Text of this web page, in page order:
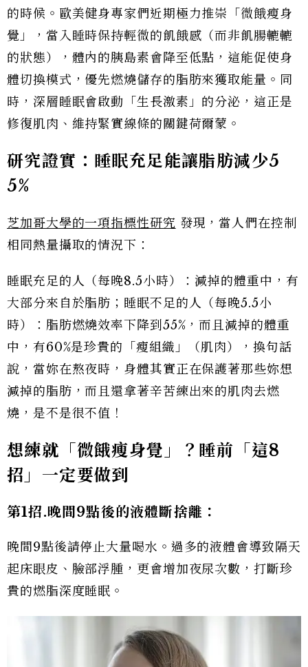
的時候。歐美健身專家們近期極力推崇「微餓瘦身
覺」，當入睡時保持輕微的飢餓感（而非飢腸轆轆
的狀態），體內的胰島素會降至低點，這能促使身
體切換模式，優先燃燒儲存的脂肪來獲取能量。同
時，深層睡眠會啟動「生長激素」的分泌，這正是
修復肌肉、維持緊實線條的關鍵荷爾蒙。
研究證實：睡眠充足能讓脂肪減少5
5%
芝加哥大學的一項指標性研究 發現，當人們在控制
相同熱量攝取的情況下：
睡眠充足的人（每晚8.5小時）：減掉的體重中，有
大部分來自於脂肪；睡眠不足的人（每晚5.5小
時）：脂肪燃燒效率下降到55%，而且減掉的體重
中，有60%是珍貴的「瘦組織」（肌肉），換句話
說，當妳在熬夜時，身體其實正在保護著那些妳想
減掉的脂肪，而且還拿著辛苦練出來的肌肉去燃
燒，是不是很不值！
想練就「微餓瘦身覺」？睡前「這8
招」一定要做到
第1招.晚間9點後的液體斷捨離：
晚間9點後請停止大量喝水。過多的液體會導致隔天
起床眼皮、臉部浮腫，更會增加夜尿次數，打斷珍
貴的燃脂深度睡眠。